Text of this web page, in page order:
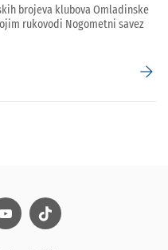
brojeva klubova Omladinske
rukovodi Nogometni savez
arrow_forward